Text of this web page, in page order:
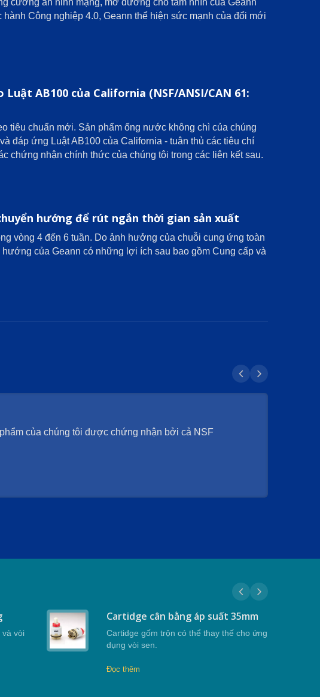
cường an ninh mạng, mở đường cho tầm nhìn của Geann
Công nghiệp 4.0, Geann thể hiện sức mạnh của đổi mới
AB100 của California (NSF/ANSI/CAN 61:
tiêu chuẩn mới. Sản phẩm ống nước không chì của chúng
đáp ứng Luật AB100 của California - tuân thủ các tiêu chí
chứng nhận chính thức của chúng tôi trong các liên kết sau.
hướng để rút ngắn thời gian sản xuất
vòng 4 đến 6 tuần. Do ảnh hưởng của chuỗi cung ứng toàn
của Geann có những lợi ích sau bao gồm Cung cấp và
của chúng tôi được chứng nhận bởi cả NSF
và vòi
Cartidge cân bằng áp suất 35mm
Cartidge gốm trộn có thể thay thế cho ứng
dụng vòi sen.
Đọc thêm